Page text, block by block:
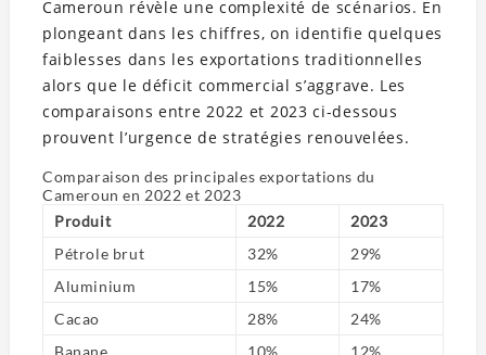
Cameroun révèle une complexité de scénarios. En
plongeant dans les chiffres, on identifie quelques
faiblesses dans les exportations traditionnelles
alors que le déficit commercial s’aggrave. Les
comparaisons entre 2022 et 2023 ci-dessous
prouvent l’urgence de stratégies renouvelées.
Comparaison des principales exportations du
Cameroun en 2022 et 2023
Produit
2022
2023
Pétrole brut
32%
29%
Aluminium
15%
17%
Cacao
28%
24%
Banane
10% 12%